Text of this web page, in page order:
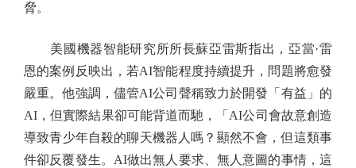
脅。
美國機器智能研究所所長蘇亞雷斯指出，亞當·雷
恩的案例反映出，若AI智能程度持續提升，問題將愈發
嚴重。他強調，儘管AI公司聲稱致力於開發「有益」的
AI，但實際結果卻可能背道而馳，「AI公司會故意創造
導致青少年自殺的聊天機器人嗎？顯然不會，但這類事
件卻反覆發生。AI做出無人要求、無人意圖的事情，這